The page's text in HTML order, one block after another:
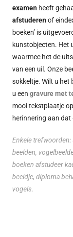
examen heeft
afstuderenof
boeken’ is
kunstobjecten. Het
waarmee het de
van een uil. Onze
sokkeltje. Wilt u het
u een gravure met
mooi tekstplaatje
herinnering aan dat
Enkele trefwoorden:
beelden,
boeken afstudeer
beeldje, diploma
vogels.